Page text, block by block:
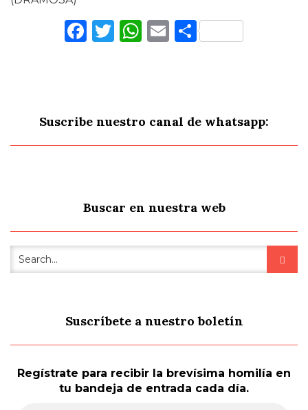
Facebook
Twitter
WhatsApp
Email
Suscribe nuestro canal de whatsapp:
Buscar en nuestra web
Suscríbete a nuestro boletín
Regístrate para recibir la brevísima homilía en
tu bandeja de entrada cada día.